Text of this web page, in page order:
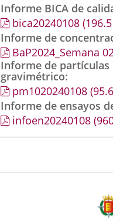
Informe BICA de
bica20240108 (196.5
Informe de
BaP2024_Semana
Informe de partículas
gravimétrico
pm1020240108 (95.6
Informe de ensayos
infoen20240108